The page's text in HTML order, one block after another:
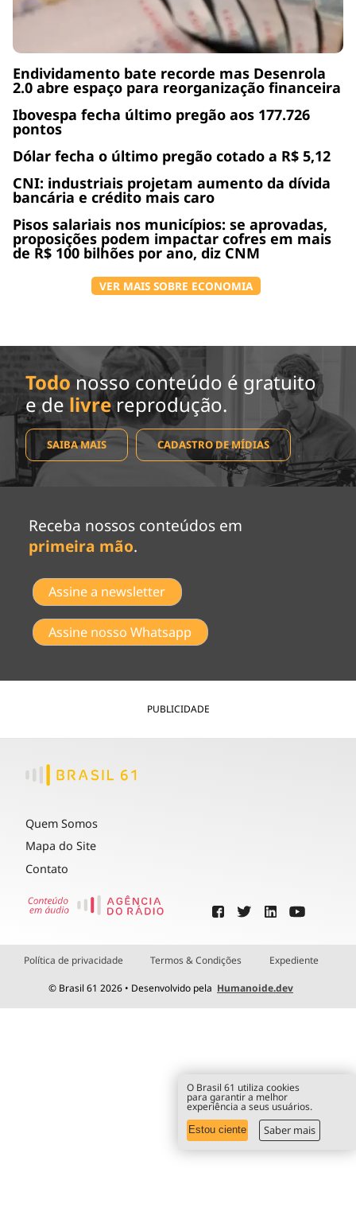
Endividamento bate recorde mas Desenrola
2.0 abre espaço para reorganização financeira
Ibovespa fecha último pregão aos 177.726
pontos
Dólar fecha o último pregão cotado a R$ 5,12
CNI: industriais projetam aumento da dívida
bancária e crédito mais caro
Pisos salariais nos municípios: se aprovadas,
proposições podem impactar cofres em mais
de R$ 100 bilhões por ano, diz CNM
VER MAIS SOBRE ECONOMIA
Todo nosso conteúdo é gratuito
e de livrereprodução.
SAIBA MAIS CADASTRO DE MÍDIAS
Receba nossos conteúdos em
primeira mão.
Assine a newsletter
Assine nosso Whatsapp
PUBLICIDADE
Quem Somos
Mapa do Site
Contato
Política de privacidade Termos & Condições Expediente
© Brasil 61 2026 • Desenvolvido pela Humanoide.dev
O Brasil 61 utiliza cookies
para garantir a melhor
experiência a seus usuários.
Estou ciente Saber mais